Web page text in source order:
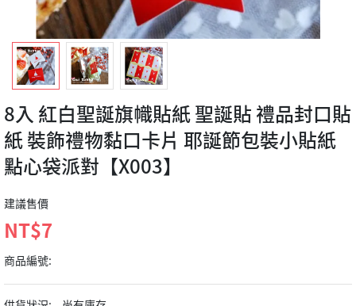
8入 紅白聖誕旗幟貼紙 聖誕貼 禮品封口貼
紙 裝飾禮物黏口卡片 耶誕節包裝小貼紙
點心袋派對【X003】
建議售價
NT$7
商品編號: